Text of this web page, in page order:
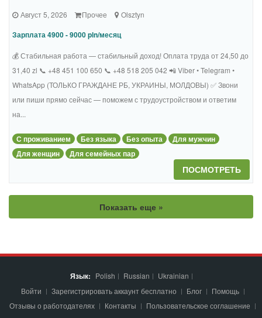
Август 5, 2026 Прочее Olsztyn
Зарплата 4900 - 9000 pln/месяц
💰 Стабильная работа — стабильный доход! Оплата труда от 24,50 до
31,40 zl 📞 +48 451 100 650 📞 +48 518 205 042 📲 Viber • Telegram •
WhatsApp (ТОЛЬКО ГРАЖДАНЕ РБ, УКРАИНЫ, МОЛДОВЫ) ✅ Звони
или пиши прямо сейчас — поможем с трудоустройством и ответим
на...
С проживанием Без языка Без опыта
Для мужчин
Для женщин
Для семейных пар
ПОСМОТРЕТЬ
Показать еще »
Язык: Polish Russian
Ukrainian
Войти
Зарегистрировать аккаунт бесплатно Блог
Помощь
Отзывы о работодателях
Контакты Пользовательское соглашение